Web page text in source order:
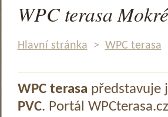
WPC terasa
Hlavní stránka > WPC terasa
WPC terasa představuje
PVC. Portál